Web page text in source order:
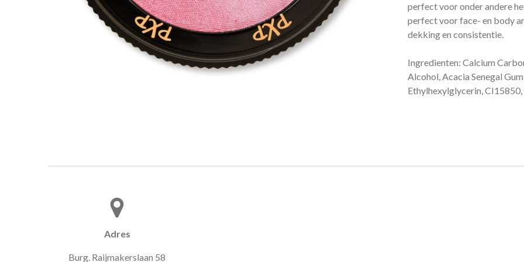
perfect voor onder andere
perfect voor face- en body
dekking en consistentie.
Ingredienten: Calcium
Alcohol, Acacia Senegal
Ethylhexylglycerin,
Adres
Burg. Raijmakerslaan 58